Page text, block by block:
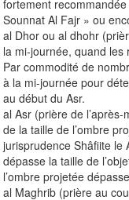
fortement
Sounnat Al Fajr » ou
al Dhor ou al dhohr
la mi-journée, quand les
Par commodité de
à la mi-journée pour
au début du Asr.
al Asr (prière de
de la taille de l’ombre
jurisprudence Shâfiite le
dépasse la taille de
l’ombre projetée
al Maghrib (prière au